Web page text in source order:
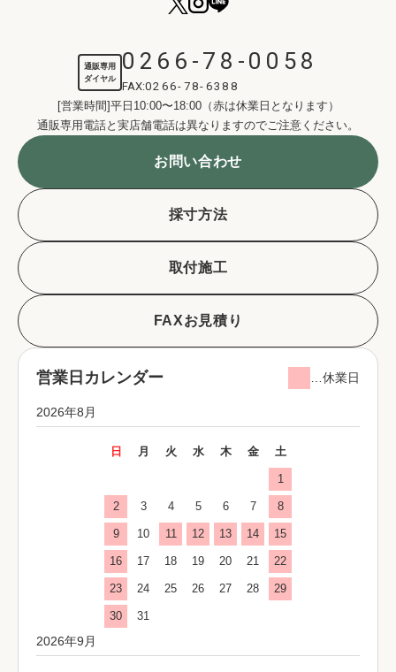
通販専用
ダイヤル
0266-78-0058
FAX:0266-78-6388
[営業時間]平日10:00〜18:00（赤は休業日となります）
通販専用電話と実店舗電話は異なりますのでご注意ください。
お問い合わせ
採寸方法
取付施工
FAXお見積り
営業日カレンダー …休業日
2026年8月
日 月 火 水 木 金 土
1
2 3 4 5 6 7 8
9 10 11 12 13 14 15
16 17 18 19 20 21 22
23 24 25 26 27 28 29
30 31
2026年9月